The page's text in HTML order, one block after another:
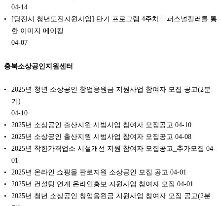
04-14
[당진시 청년도전지원사업] 단기 프로그램 4주차 :: 퍼스널컬러를 통
한 이미지 메이킹
04-07
충북소상공인지원센터
2025년 청년 소상공인 창업응원금 지원사업 참여자 모집 공고(2분
기)
04-10
2025년 소상공인 출산지원 시범사업 참여자 모집공고 04-10
2025년 소상공인 출산지원 시범사업 참여자 모집공고 04-08
2025년 착한가격업소 시설개선 지원 참여자 모집공고_추가모집 04-
01
2025년 온라인 쇼핑몰 판로지원 소상공인 모집 공고 04-01
2025년 컨설팅 연계 온라인홍보 지원사업 참여자 모집 04-01
2025년 청년 소상공인 창업응원금 지원사업 참여자 모집 공고(2분